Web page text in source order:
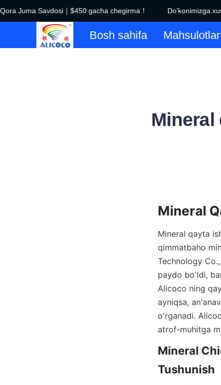
Juma Savdosi｜$450 gacha chegirma！ Do'konimizga
Bosh sahifa Mahsulotlar
Mineral qayta
qimmatbaho
Technology
paydo bo'ldi,
Alicoco ning
ayniqsa,
o'rganadi.
atrof-muhitga
Mineral